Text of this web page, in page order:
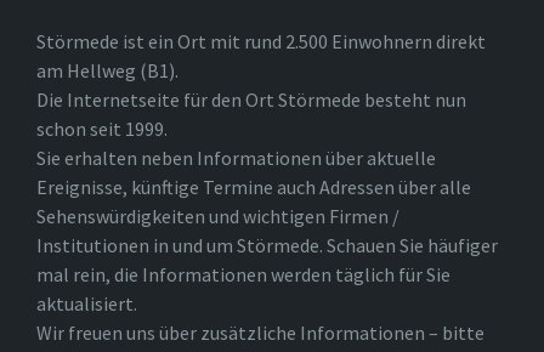
Störmede ist ein Ort mit rund 2.500 Einwohnern direkt
am Hellweg (B1).
Die Internetseite für den Ort Störmede besteht nun
schon seit 1999.
Sie erhalten neben Informationen über aktuelle
Ereignisse, künftige Termine auch Adressen über alle
Sehenswürdigkeiten und wichtigen Firmen /
Institutionen in und um Störmede. Schauen Sie häufiger
mal rein, die Informationen werden täglich für Sie
aktualisiert.
Wir freuen uns über zusätzliche Informationen – bitte